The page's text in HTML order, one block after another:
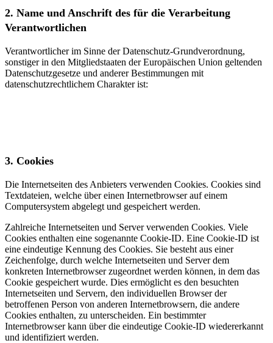
2. Name und Anschrift des für die Verarbeitung
Verantwortlichen
Verantwortlicher im Sinne der Datenschutz-Grundverordnung,
sonstiger in den Mitgliedstaaten der Europäischen Union geltenden
Datenschutzgesetze und anderer Bestimmungen mit
datenschutzrechtlichem Charakter ist:
3. Cookies
Die Internetseiten des Anbieters verwenden Cookies. Cookies sind
Textdateien, welche über einen Internetbrowser auf einem
Computersystem abgelegt und gespeichert werden.
Zahlreiche Internetseiten und Server verwenden Cookies. Viele
Cookies enthalten eine sogenannte Cookie-ID. Eine Cookie-ID ist
eine eindeutige Kennung des Cookies. Sie besteht aus einer
Zeichenfolge, durch welche Internetseiten und Server dem
konkreten Internetbrowser zugeordnet werden können, in dem das
Cookie gespeichert wurde. Dies ermöglicht es den besuchten
Internetseiten und Servern, den individuellen Browser der
betroffenen Person von anderen Internetbrowsern, die andere
Cookies enthalten, zu unterscheiden. Ein bestimmter
Internetbrowser kann über die eindeutige Cookie-ID wiedererkannt
und identifiziert werden.